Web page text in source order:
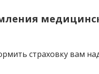
страховку вам